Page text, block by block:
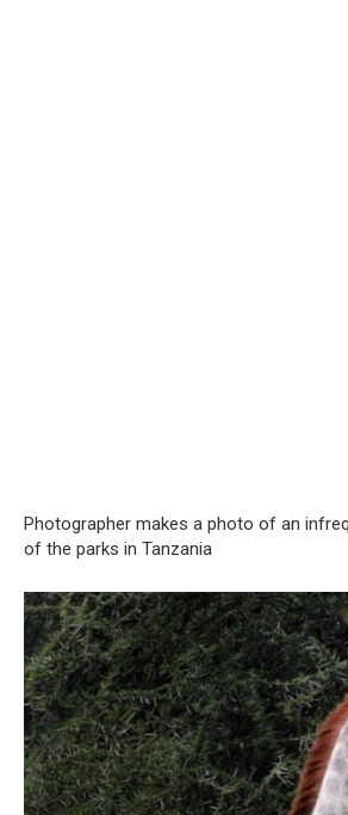
Photographer makes a photo of an
of the parks in Tanzania